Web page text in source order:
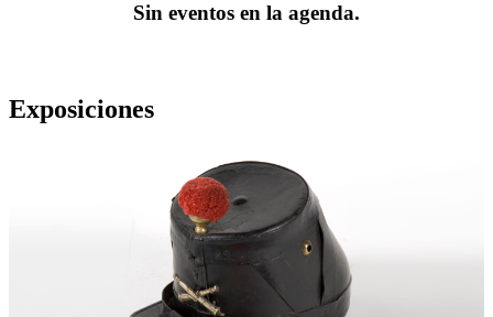
Sin eventos en la agenda.
Exposiciones